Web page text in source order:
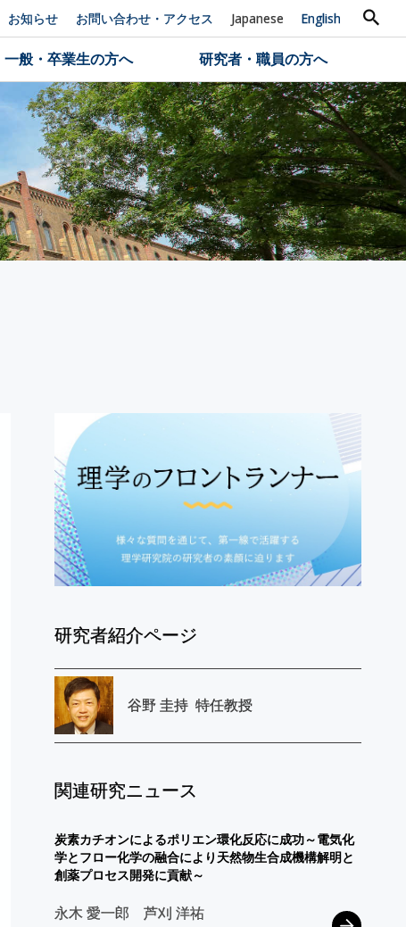
お知らせ お問い合わせ・アクセス Japanese English
一般・卒業生の方へ 研究者・職員の方へ
研究者紹介ページ
谷野圭持 特任教授
関連研究ニュース
炭素カチオンによるポリエン環化反応に成功～電気化
学とフロー化学の融合により 天然物生合成機構解明と
創薬プロセス開発に貢献～
永木 愛一郎 芦刈 洋祐